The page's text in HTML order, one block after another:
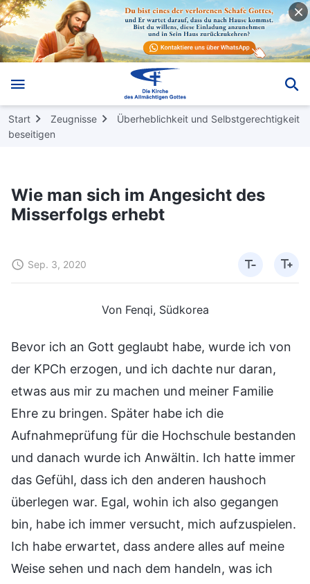
Start Zeugnisse
Überheblichkeit und Selbstgerechtigkeit
beseitigen
Wie man sich im Angesicht des
Misserfolgs erhebt
Sep. 3, 2020
Von Fenqi, Südkorea
Bevor ich an Gott geglaubt habe, wurde ich von
der KPCh erzogen, und ich dachte nur daran,
etwas aus mir zu machen und meiner Familie
Ehre zu bringen. Später habe ich die
Aufnahmeprüfung für die Hochschule bestanden
und danach wurde ich Anwältin. Ich hatte immer
das Gefühl, dass ich den anderen haushoch
überlegen war. Egal, wohin ich also gegangen
bin, habe ich immer versucht, mich aufzuspielen.
Ich habe erwartet, dass andere alles auf meine
Weise sehen und nach dem handeln, was ich